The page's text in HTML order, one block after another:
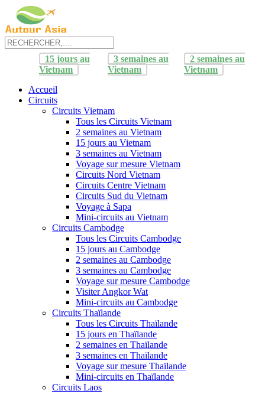
15 jours au
Vietnam
3 semaines au
Vietnam
2 semaines au
Vietnam
Accueil
Circuits
Circuits Vietnam
Tous les Circuits Vietnam
2 semaines au Vietnam
15 jours au Vietnam
3 semaines au Vietnam
Voyage sur mesure Vietnam
Circuits Nord Vietnam
Circuits Centre Vietnam
Circuits Sud du Vietnam
Voyage à Sapa
Mini-circuits au Vietnam
Circuits Cambodge
Tous les Circuits Cambodge
15 jours au Cambodge
2 semaines au Cambodge
3 semaines au Cambodge
Voyage sur mesure Cambodge
Visiter Angkor Wat
Mini-circuits au Cambodge
Circuits Thaïlande
Tous les Circuits Thaïlande
15 jours en Thaïlande
2 semaines en Thaïlande
3 semaines en Thaïlande
Voyage sur mesure Thaïlande
Mini-circuits en Thaïlande
Circuits Laos